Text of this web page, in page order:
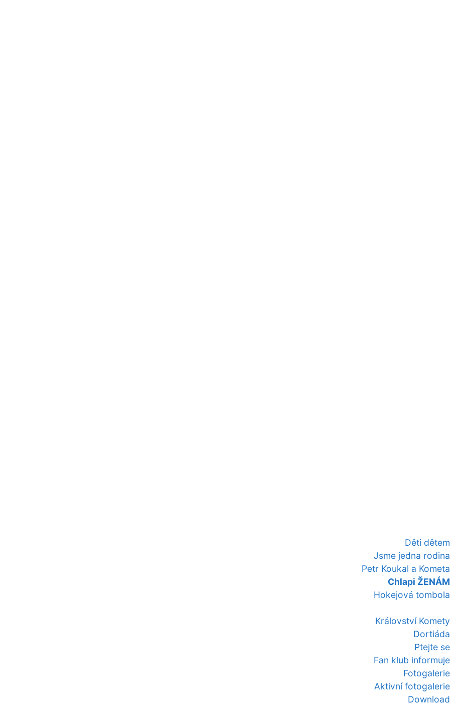
Děti dětem
Jsme jedna rodina
Petr Koukal a Kometa
Chlapi ŽENÁM
Hokejová tombola
Království Komety
Dortiáda
Ptejte se
Fan klub informuje
Fotogalerie
Aktivní fotogalerie
Download